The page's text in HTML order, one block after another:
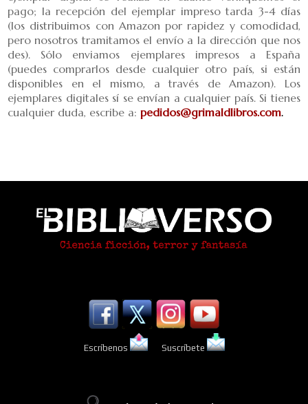
pago; la recepción del ejemplar impreso tarda 3-4 días
(los distribuimos con Amazon por rapidez y comodidad,
pero nosotros tramitamos el envío a la dirección que nos
des). Sólo enviamos ejemplares impresos a España
(puedes comprarlos desde cualquier otro país, si están
disponibles en el mismo, a través de Amazon). Los
ejemplares digitales sí se envían a cualquier país. Si tienes
cualquier duda, escribe a: pedidos@grimaldlibros.com.
Escríbenos Suscríbete